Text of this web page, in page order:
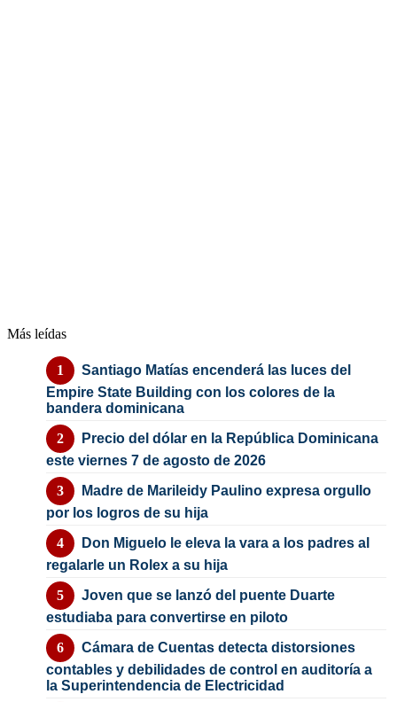
Más leídas
Santiago Matías encenderá las luces del
Empire State Building con los colores de la
bandera dominicana
Precio del dólar en la República Dominicana
este viernes 7 de agosto de 2026
Madre de Marileidy Paulino expresa orgullo
por los logros de su hija
Don Miguelo le eleva la vara a los padres al
regalarle un Rolex a su hija
Joven que se lanzó del puente Duarte
estudiaba para convertirse en piloto
Cámara de Cuentas detecta distorsiones
contables y debilidades de control en auditoría a
la Superintendencia de Electricidad